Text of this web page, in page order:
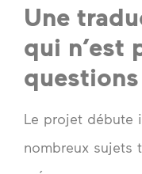
Une
qui n’est
questions
Le projet débute
nombreux sujets